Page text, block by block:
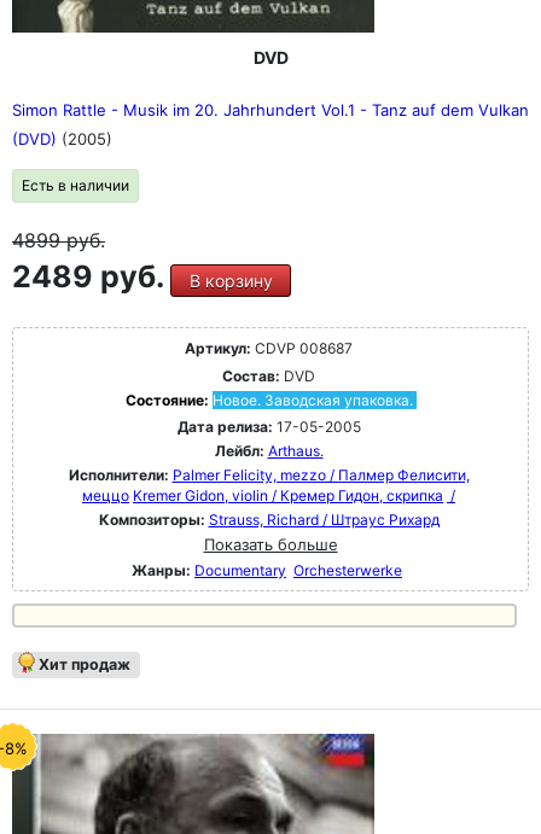
DVD
Simon Rattle - Musik im 20. Jahrhundert Vol.1 - Tanz auf dem Vulkan
(DVD) (2005)
Есть в наличии
4899руб.
2489 руб. В корзину
Артикул: CDVP 008687
Состав: DVD
Состояние: Новое. Заводская упаковка.
Дата релиза: 17-05-2005
Лейбл: Arthaus.
Исполнители: Palmer Felicity, mezzo / Палмер Фелисити,
меццо Kremer Gidon, violin / Кремер Гидон, скрипка /
Композиторы: Strauss, Richard / Штраус Рихард
Показать больше
Жанры: Documentary Orchesterwerke
Хит продаж
8%